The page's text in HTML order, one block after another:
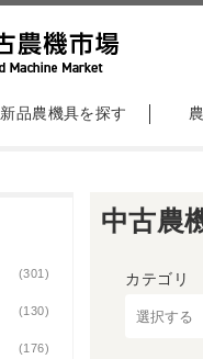
新品農機具を探す
中古農
カテゴリ
(301)
(130)
(176)